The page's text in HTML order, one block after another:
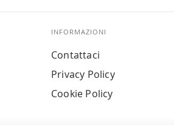
INFORMAZIONI
Contattaci
Privacy Policy
Cookie Policy